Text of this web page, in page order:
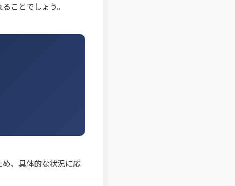
ことでしょう。
、具体的な状況に応